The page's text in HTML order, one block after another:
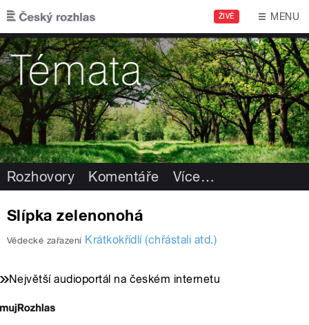
Přejít k hlavnímu obsahu
ŽIVĚ MENU
Rozhovory Komentáře Více…
Slípka zelenonohá
Vědecké zařazení Krátkokřídlí (chřástali atd.)
Největší audioportál na českém internetu